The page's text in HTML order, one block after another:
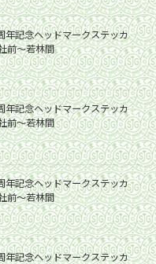
年記念ヘッドマークステッカ
前〜若林間
年記念ヘッドマークステッカ
前〜若林間
年記念ヘッドマークステッカ
前〜若林間
年記念ヘッドマークステッカ